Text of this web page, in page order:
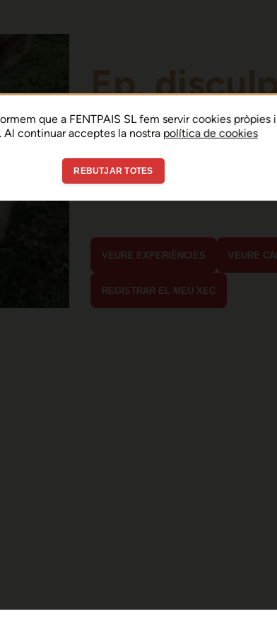
Ep,
Sembla que hi ha
error de connexió
En menys de 15 segons hauria
VEURE EXPERIÈNCIES VEURE
REGISTRAR EL MEU XEC
que a FENTPAIS SL fem servir cookies pròpies
continuar acceptes la nostra política de cookies
REBUTJAR TOTES